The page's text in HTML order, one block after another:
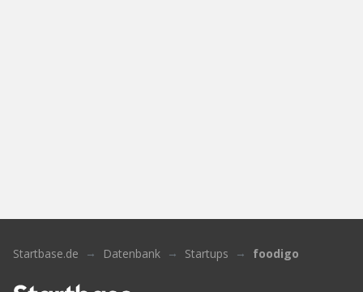
Startbase.de Datenbank Startups foodigo